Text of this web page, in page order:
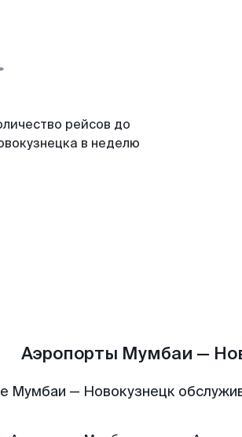
рейсов до
в неделю
Аэропорты Мумбаи —
Мумбаи — Новокузнецк